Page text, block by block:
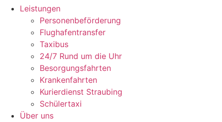
Leistungen
Personenbeförderung
Flughafentransfer
Taxibus
24/7 Rund um die Uhr
Besorgungsfahrten
Krankenfahrten
Kurierdienst Straubing
Schülertaxi
Über uns